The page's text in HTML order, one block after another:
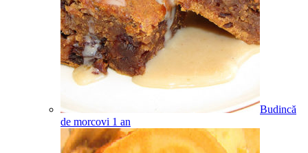
Budincă
de morcovi 1 an